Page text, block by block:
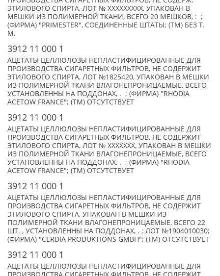
ЭТИЛОВОГО СПИРТА, ЛОТ № XXXXXXXXX, УПАКОВАН В
МЕШКИ ИЗ ПОЛИМЕРНОЙ ТКАНИ, ВСЕГО 20 МЕШКОВ, : ;
(ФИРМА) "PRIMESTER", СОЕДИНЕННЫЕ ШТАТЫ; (TM) БЕЗ Т.
М.
3912 11 000 1
АЦЕТАТЫ ЦЕЛЛЮЛОЗЫ НЕПЛАСТИФИЦИРОВАННЫЕ ДЛЯ
ПРОИЗВОДСТВА СИГАРЕТНЫХ ФИЛЬТРОВ, НЕ СОДЕРЖИТ
ЭТИЛОВОГО СПИРТА, ЛОТ №1825420, УПАКОВАН В МЕШКИ
ИЗ ПОЛИМЕРНОЙ ТКАНИ ВЛАГОНЕПРОНИЦАЕМЫЕ, ВСЕГО
УСТАНОВЛЕННЫ НА ПОДДОНАХ, . ; (ФИРМА) "RHODIA
ACETOW FRANCE"; (TM) ОТСУТСТВУЕТ
3912 11 000 1
АЦЕТАТЫ ЦЕЛЛЮЛОЗЫ НЕПЛАСТИФИЦИРОВАННЫЕ ДЛЯ
ПРОИЗВОДСТВА СИГАРЕТНЫХ ФИЛЬТРОВ, НЕ СОДЕРЖИТ
ЭТИЛОВОГО СПИРТА, ЛОТ № XXXXXXX, УПАКОВАН В МЕШКИ
ИЗ ПОЛИМЕРНОЙ ТКАНИ ВЛАГОНЕПРОНИЦАЕМЫЕ, ВСЕГО
УСТАНОВЛЕННЫ НА ПОДДОНАХ, . ; (ФИРМА) "RHODIA
ACETOW FRANCE"; (TM) ОТСУТСТВУЕТ
3912 11 000 1
АЦЕТАТЫ ЦЕЛЛЮЛОЗЫ НЕПЛАСТИФИЦИРОВАННЫЕ ДЛЯ
ПРОИЗВОДСТВА СИГАРЕТНЫХ ФИЛЬТРОВ, НЕ СОДЕРЖИТ
ЭТИЛОВОГО СПИРТА, УПАКОВАН В МЕШКИ ИЗ
ПОЛИМЕРНОЙ ТКАНИ ВЛАГОНЕПРОНИЦАЕМЫЕ, ВСЕГО 22
ШТ. , УСТАНОВЛЕННЫ НА ПОДДОНАХ, . ; ЛОТ №1904010030;
(ФИРМА) "CERDIA PRODUKTIONS GMBH"; (TM) ОТСУТСТВУЕТ
3912 11 000 1
АЦЕТАТЫ ЦЕЛЛЮЛОЗЫ НЕПЛАСТИФИЦИРОВАННЫЕ ДЛЯ